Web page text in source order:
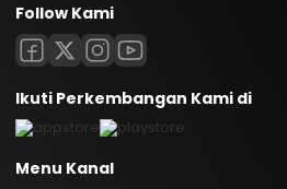
Follow Kami
Ikuti Perkembangan Kami di
Menu Kanal